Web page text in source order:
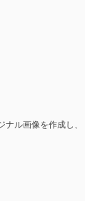
ナル画像を作成し、